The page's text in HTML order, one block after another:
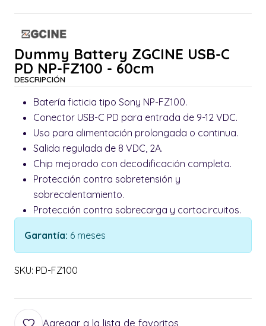
Dummy Battery ZGCINE USB-C
PD NP-FZ100 - 60cm
DESCRIPCIÓN
Batería ficticia tipo Sony NP-FZ100.
Conector USB-C PD para entrada de 9-12 VDC.
Uso para alimentación prolongada o continua.
Salida regulada de 8 VDC, 2A.
Chip mejorado con decodificación completa.
Protección contra sobretensión y
sobrecalentamiento.
Protección contra sobrecarga y cortocircuitos.
Garantía: 6 meses
SKU: PD-FZ100
Agregar a la lista de favoritos